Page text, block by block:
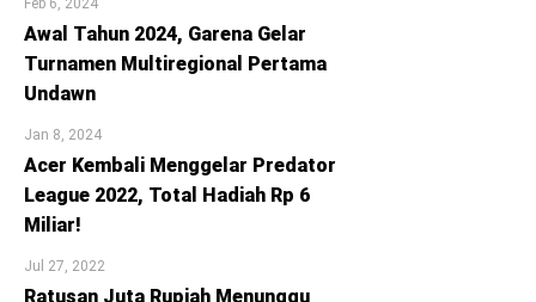
Feb 6, 2024
Awal Tahun 2024, Garena Gelar
Turnamen Multiregional Pertama
Undawn
Jan 8, 2024
Acer Kembali Menggelar Predator
League 2022, Total Hadiah Rp 6
Miliar!
Jul 27, 2022
Ratusan Juta Rupiah Menunggu